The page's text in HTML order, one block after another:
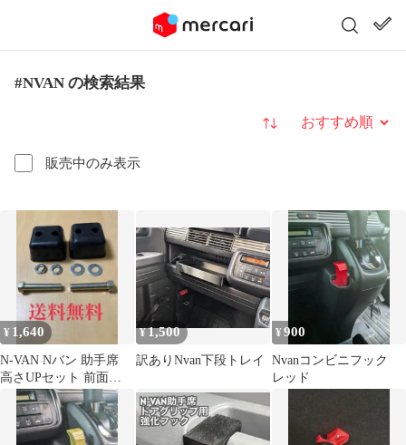
#NVAN の検索結果
販売中のみ表示
並び替え
¥ 1,640
N-VAN Nバン 助手席
高さUPセット 前面
34mm JJ1 JJ2 JJ3
¥1,500
訳ありNvan下段トレイ
¥900
Nvanコンビニフック
レッド